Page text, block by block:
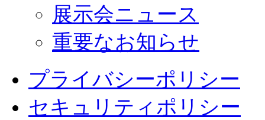
展示会ニュース
重要なお知らせ
プライバシーポリシー
セキュリティポリシー